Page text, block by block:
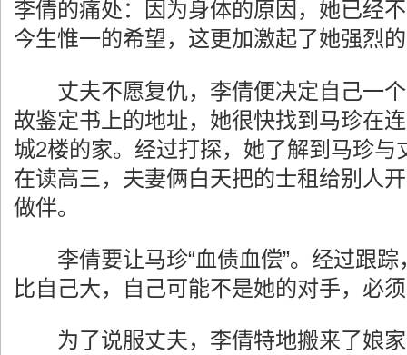
李倩的痛处：因为身体的原因，她已经
今生惟一的希望，这更加激起了她强烈
丈夫不愿复仇，李倩便决定自己一个
故鉴定书上的地址，她很快找到马珍在
城2楼的家。经过打探，她了解到马珍与
在读高三，夫妻俩白天把的士租给别人
做伴。
李倩要让马珍“血债血偿”。经过跟踪
比自己大，自己可能不是她的对手，必
为了说服丈夫，李倩特地搬来了娘家